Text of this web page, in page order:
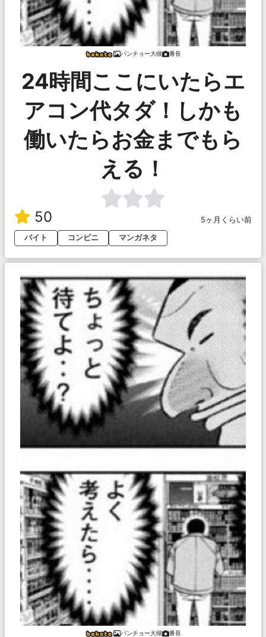
バンチョー大槻 番長
24時間ここにいたらエ
アコン代タダ！しかも
働いたらお金までもら
える！
50
5ヶ月くらい前
バイト
コンビニ マンガネタ
バンチョー大槻 番長